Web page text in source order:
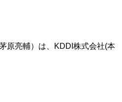
原亮輔）は、KDDI株式会社(本